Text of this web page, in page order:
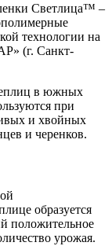
Светлица™ –
технологии на
(г. Санкт-
в южных
при
и хвойных
и черенков.
образуется
положительное
урожая.